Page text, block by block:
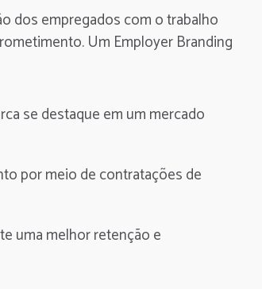
dos empregados com o trabalho
Um Employer Branding
se destaque em um mercado
por meio de contratações de
uma melhor retenção e